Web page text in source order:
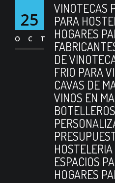
25
OCT
VINOTECAS
PARA
HOGARES
DE
FRIO PARA
CAVAS DE
VINOS EN
ESPACIOS
HOGARES